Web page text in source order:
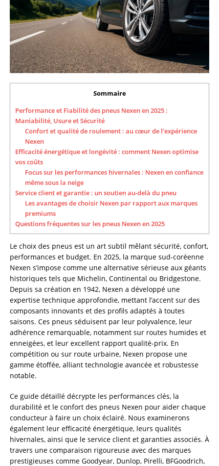
Sommaire
Performance et Fiabilité des pneus Nexen en 2025 :
Maniabilité, Usure et Sécurité
Confort et qualité de roulement : au cœur de l’expérience
Nexen
Efficacité énergétique et longévité : comment Nexen optimise
vos coûts
Focus sur les performances hivernales : Nexen en confiance
même sous la neige
Service client et garantie : un soutien au-delà du pneu
Les avantages de choisir Nexen par rapport aux marques
premiums
Questions fréquentes sur les pneus Nexen en 2025
Le choix des pneus est un art subtil mêlant sécurité, confort,
performances et budget. En 2025, la marque sud-coréenne
Nexen s’impose comme une alternative sérieuse aux géants
historiques tels que Michelin, Continental ou Bridgestone.
Depuis sa création en 1942, Nexen a développé une
expertise technique approfondie, mettant l’accent sur des
composants innovants et des profils adaptés à toutes
saisons. Ces pneus séduisent par leur polyvalence, leur
adhérence remarquable, notamment sur routes humides et
enneigées, et leur excellent rapport qualité-prix. En
compétition ou sur route urbaine, Nexen propose une
gamme étoffée, alliant technologie avancée et robustesse
notable.
Ce guide détaillé décrypte les performances clés, la
durabilité et le confort des pneus Nexen pour aider chaque
conducteur à faire un choix éclairé. Nous examinerons
également leur efficacité énergétique, leurs qualités
hivernales, ainsi que le service client et garanties associés. À
travers une comparaison rigoureuse avec des marques
prestigieuses comme Goodyear, Dunlop, Pirelli, BFGoodrich,